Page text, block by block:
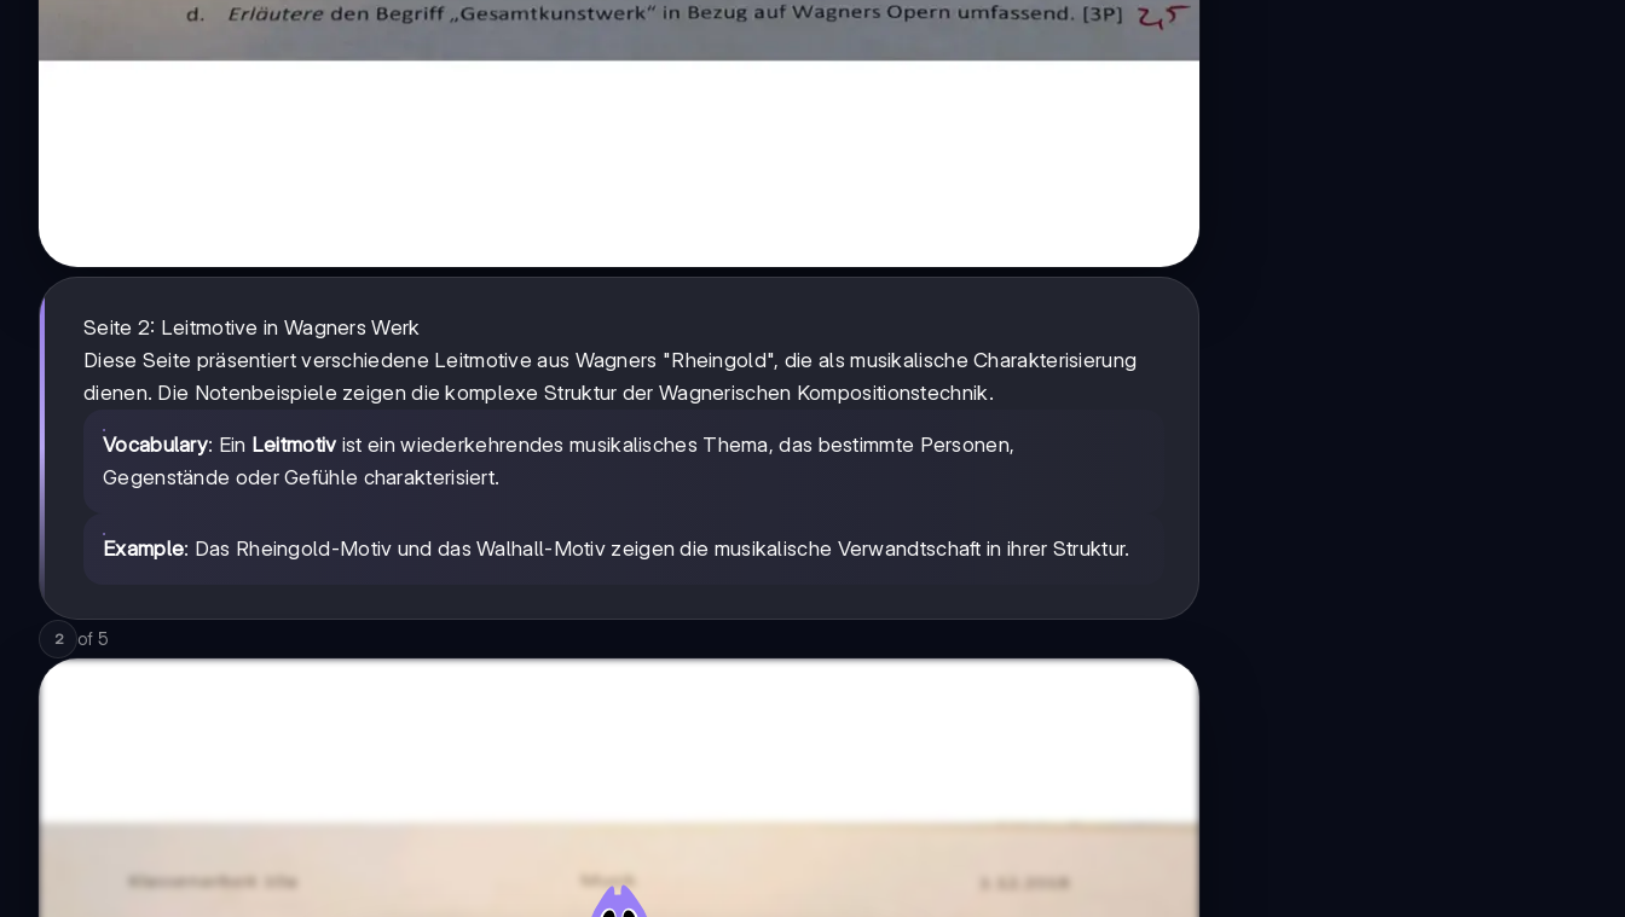
Seite 2: Leitmotive in Wagners Werk
Diese Seite präsentiert verschiedene Leitmotive aus Wagners "Rheingold", die als musikalische Charakterisierung
dienen. Die Notenbeispiele zeigen die komplexe Struktur der Wagnerischen Kompositionstechnik.
Vocabulary: Ein Leitmotivist ein wiederkehrendes musikalisches Thema, das bestimmte Personen,
Gegenstände oder Gefühle charakterisiert.
Example: Das Rheingold-Motiv und das Walhall-Motiv zeigen die musikalische Verwandtschaft in ihrer Struktur.
2 of 5